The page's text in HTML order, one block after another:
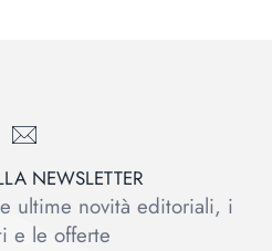
NEWSLETTER
ultime novità editoriali, i
e le offerte